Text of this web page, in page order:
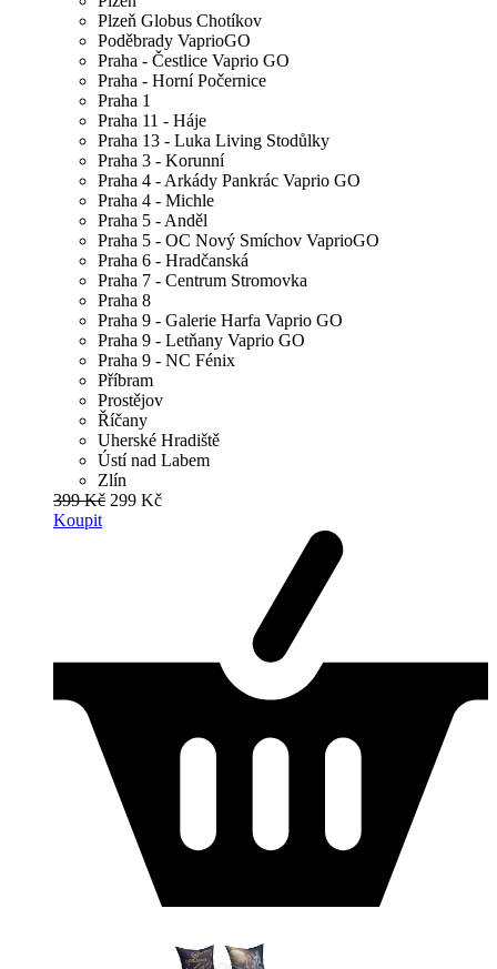
Plzeň Globus Chotíkov
Poděbrady VaprioGO
Praha - Čestlice Vaprio GO
Praha - Horní Počernice
Praha 1
Praha 11 - Háje
Praha 13 - Luka Living Stodůlky
Praha 3 - Korunní
Praha 4 - Arkády Pankrác Vaprio GO
Praha 4 - Michle
Praha 5 - Anděl
Praha 5 - OC Nový Smíchov VaprioGO
Praha 6 - Hradčanská
Praha 7 - Centrum Stromovka
Praha 8
Praha 9 - Galerie Harfa Vaprio GO
Praha 9 - Letňany Vaprio GO
Praha 9 - NC Fénix
Příbram
Prostějov
Říčany
Uherské Hradiště
Ústí nad Labem
Zlín
399 Kč 299 Kč
Koupit